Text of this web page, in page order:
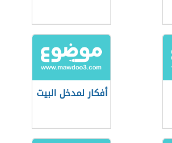
أفكار لمدخل البيت